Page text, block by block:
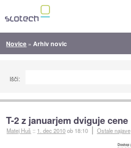
Novice » Arhiv novic
Išči:
T-2 z januarjem dviguje cene
Matej Huš :: 1. dec 2010ob 18:10 Ostale najave